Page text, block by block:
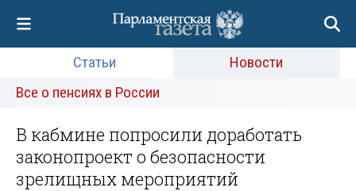
Статьи
Новости
Все о пенсиях в России
В кабмине попросили доработать
законопроект о безопасности
зрелищных мероприятий